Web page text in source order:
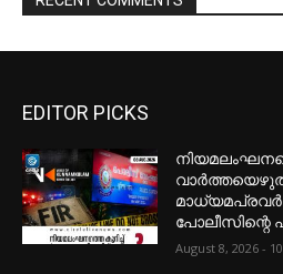
EDITOR PICKS
പോലീസിന്റെ
August 8, 2026 -